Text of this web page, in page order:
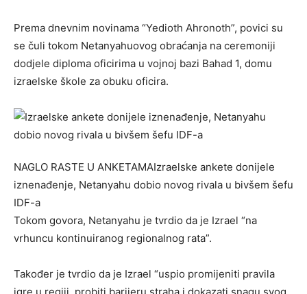
Prema dnevnim novinama “Yedioth Ahronoth”, povici su
se čuli tokom Netanyahuovog obraćanja na ceremoniji
dodjele diploma oficirima u vojnoj bazi Bahad 1, domu
izraelske škole za obuku oficira.
NAGLO RASTE U ANKETAMAIzraelske ankete donijele
iznenađenje, Netanyahu dobio novog rivala u bivšem šefu
IDF-a
Tokom govora, Netanyahu je tvrdio da je Izrael “na
vrhuncu kontinuiranog regionalnog rata”.
Također je tvrdio da je Izrael “uspio promijeniti pravila